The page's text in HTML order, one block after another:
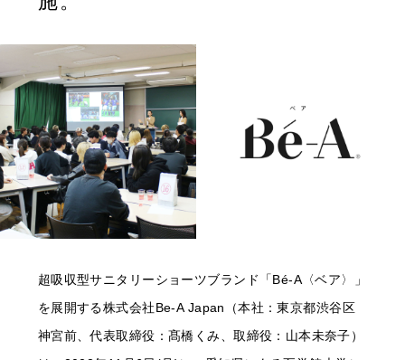
超吸収型サニタリーショーツブランド「Bé-A〈ベア〉」
を展開する株式会社Be-A Japan（本社：東京都渋谷区
神宮前、代表取締役：髙橋くみ、取締役：山本未奈子）